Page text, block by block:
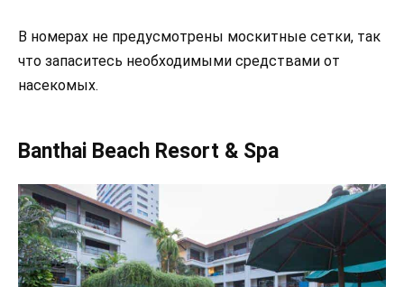
В номерах не предусмотрены москитные сетки, так
что запаситесь необходимыми средствами от
насекомых.
Banthai Beach Resort & Spa